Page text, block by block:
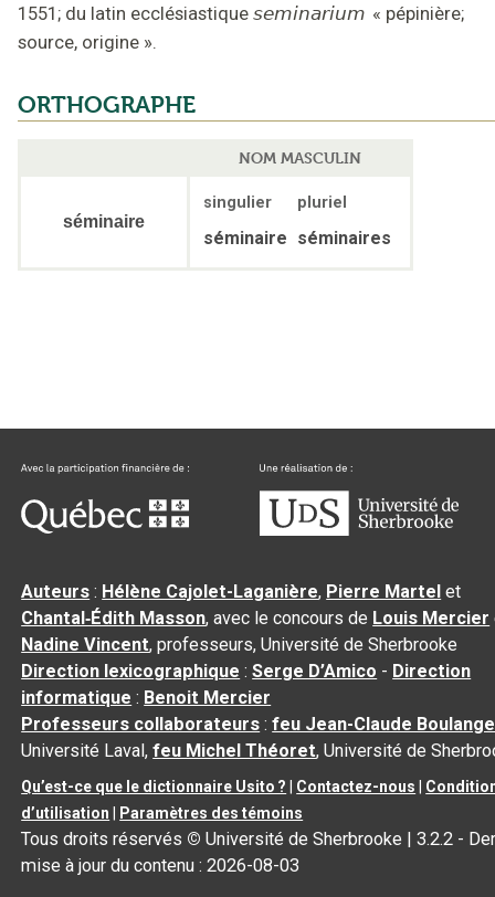
1551 ; du latin ecclésiastique seminarium « pépinière;
source, origine ».
ORTHOGRAPHE
NOM MASCULIN
séminaire
singulier pluriel
séminaire séminaires
Auteurs : Hélène Cajolet-Laganière, Pierre Martel et
Chantal‑Édith Masson, avec le concours de Louis Mercier
Nadine Vincent, professeurs, Université de Sherbrooke
Direction lexicographique :Serge D’Amico - Direction
informatique : Benoit Mercier
Professeurs collaborateurs :feu Jean-Claude
Université Laval,feu Michel Théoret, Université de
Qu’est-ce que le dictionnaire Usito ? Contactez-nous
d’utilisation
Paramètres des témoins
Tous droits réservés © Université de Sherbrooke |3.2.2 -
mise à jour du contenu :2026-08-03